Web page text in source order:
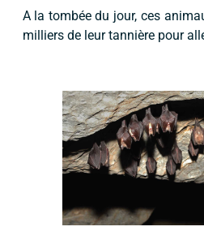
A la tombée du jour, ces
milliers de leur tannière pour